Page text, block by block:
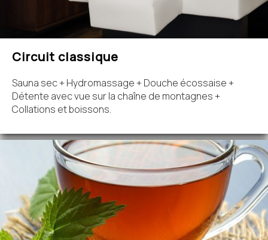
Circuit classique
Sauna sec + Hydromassage + Douche écossaise +
Détente avec vue sur la chaîne de montagnes +
Collations et boissons.